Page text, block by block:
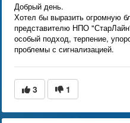
Добрый день.
Хотел бы выразить огромную
представителю НПО
особый подход, терпение,
проблемы с сигнализацией.
3 1